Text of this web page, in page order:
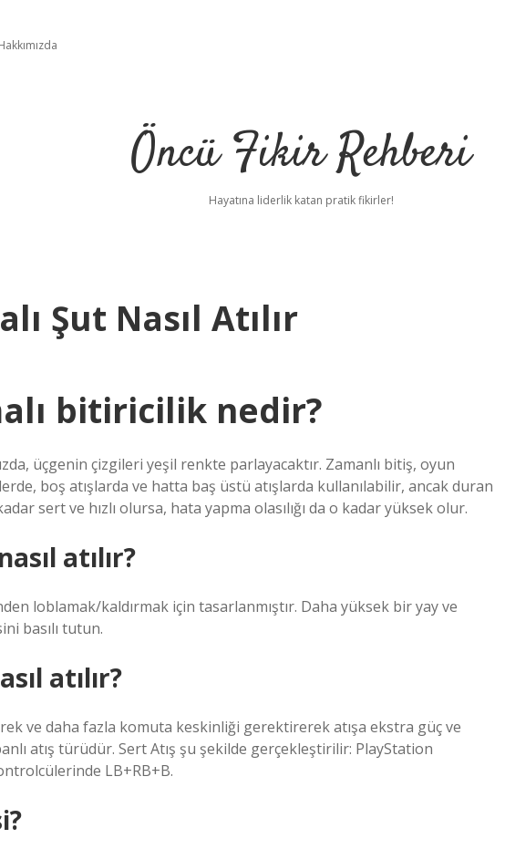
Öncü Fikir Rehberi
Hayatına liderlik katan pratik fikirler!
Şut Nasıl Atılır
bitiricilik nedir?
üçgenin çizgileri yeşil renkte parlayacaktır. Zamanlı bitiş, oyun
boş atışlarda ve hatta baş üstü atışlarda kullanılabilir, ancak duran
sert ve hızlı olursa, hata yapma olasılığı da o kadar yüksek olur.
atılır?
loblamak/kaldırmak için tasarlanmıştır. Daha yüksek bir yay ve
basılı tutun.
atılır?
ve daha fazla komuta keskinliği gerektirerek atışa ekstra güç ve
atış türüdür. Sert Atış şu şekilde gerçekleştirilir: PlayStation
LB+RB+B.